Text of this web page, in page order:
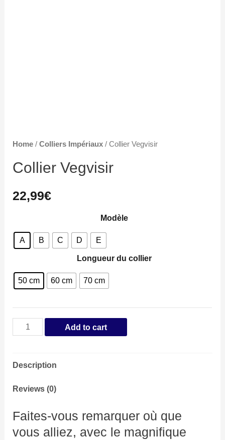
Home /Colliers Impériaux / Collier Vegvisir
Collier Vegvisir
22,99€
Modèle
A B C D E
Longueur du collier
50 cm 60 cm 70 cm
Collier
Add to cart
Description
Reviews (0)
Faites-vous remarquer où que
vous alliez, avec le magnifique